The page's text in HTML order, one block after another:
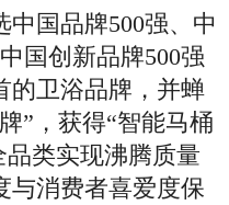
国品牌500强、中
国创新品牌500强
的卫浴品牌，并蝉
”，获得“智能马桶
品类实现沸腾质量
与消费者喜爱度保